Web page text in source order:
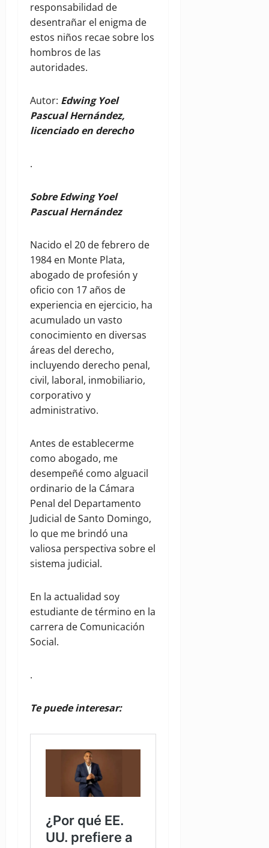
responsabilidad de
desentrañar el enigma de
estos niños recae sobre los
hombros de las
autoridades.
Autor: Edwing Yoel
Pascual Hernández,
licenciado en derecho
.
Sobre Edwing Yoel
Pascual Hernández
Nacido el 20 de febrero de
1984 en Monte Plata,
abogado de profesión y
oficio con 17 años de
experiencia en ejercicio, ha
acumulado un vasto
conocimiento en diversas
áreas del derecho,
incluyendo derecho penal,
civil, laboral, inmobiliario,
corporativo y
administrativo.
Antes de establecerme
como abogado, me
desempeñé como alguacil
ordinario de la Cámara
Penal del Departamento
Judicial de Santo Domingo,
lo que me brindó una
valiosa perspectiva sobre el
sistema judicial.
En la actualidad soy
estudiante de término en la
carrera de Comunicación
Social.
.
Te puede interesar: